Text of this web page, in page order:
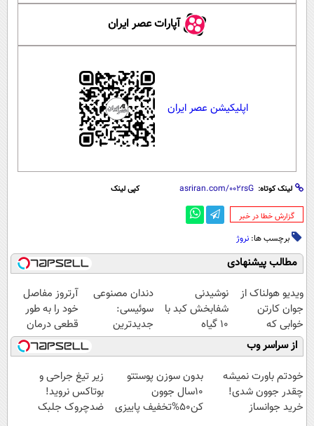
آپارات عصر ایران
اپلیکیشن عصر ایران
لینک کوتاه: کپی لینک
‌گزارش خطا در خبر
برچسب ها: نروژ
مطالب پیشنهادی
ویدیو هولناک از
جوان کارتن
خوابی که
میلیاردر شد.
آموزش رایگان
نوشیدنی
شفابخش کبد با
10 گیاه
موثر(تخفیف تا
امشب)
دندان مصنوعی
سوئیسی:
جدیدترین
فناوری اروپا،
سبک و مقاوم |
پرداخت قسطی
آرتروز مفاصل
خود را به طور
قطعی درمان
کنید!
◗پرسش‌نامه◖
از سراسر وب
خودتم باورت نمیشه
چقدر جوون شدی!
خرید جوانساز
بدون سوزن پوستتو
10سال جوون
کن50%تخفیف پاییزی
زیر تیغ جراحی و
بوتاکس نروید!
ضدچروک جلبک